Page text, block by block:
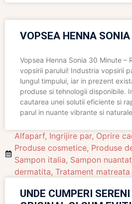
VOPSEA HENNA
Vopsea Henna Sonia 30 Minute –
vopsirii parului! Industria vopsirii
lungul timpului, iar in prezent
produse si tehnologii disponibile.
cautarea unei solutii eficiente si
parul in nuante vibrante si
Alfaparf, Ingrijire par, Oprire
Produse cosmetice, Produse
Sampon italia, Sampon
dermatita, Tratament matreata
UNDE CUMPERI